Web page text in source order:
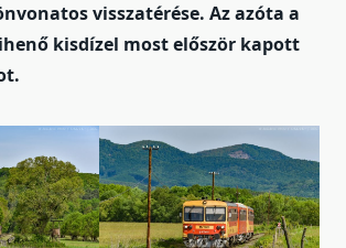
visszatérése. Az azóta a
kisdízel most először kapott